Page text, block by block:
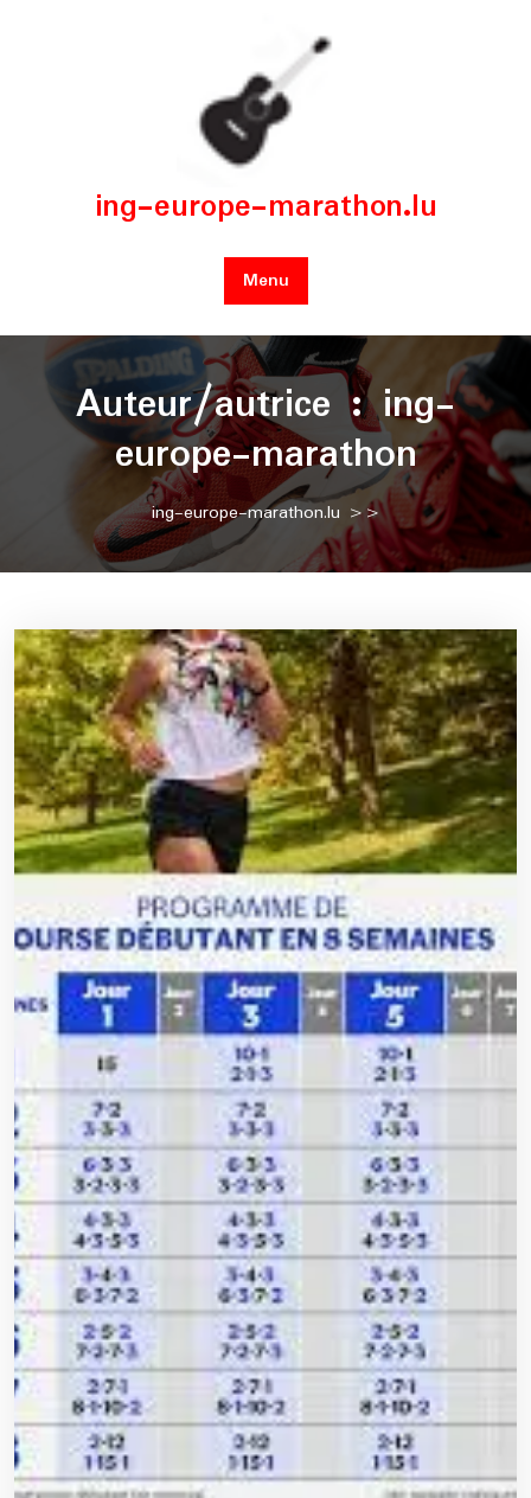
ing-europe-marathon.lu
Menu
Auteur/autrice :ing-
europe-marathon
ing-europe-marathon.lu >>